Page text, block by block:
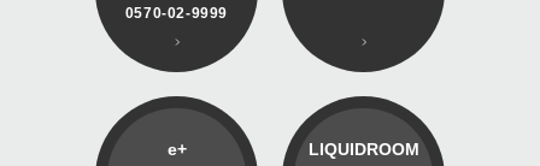
0570-02-9999
e+ LIQUIDROOM